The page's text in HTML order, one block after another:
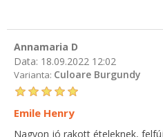
Annamaria D
Data: 18.09.2022 12:02
Varianta: Culoare Burgundy
Emile Henry
Nagyon jó rakott ételeknek,